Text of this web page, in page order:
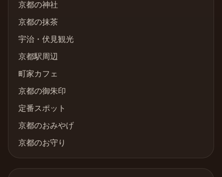
京都の神社
京都の抹茶
宇治・伏見観光
京都駅周辺
町家カフェ
京都の御朱印
定番スポット
京都のおみやげ
京都のお守り